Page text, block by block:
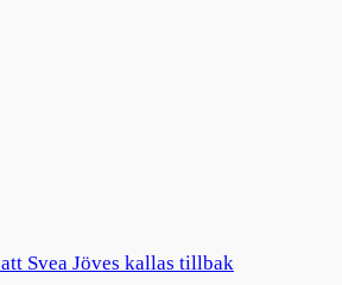
Svea Jöves kallas tillbak